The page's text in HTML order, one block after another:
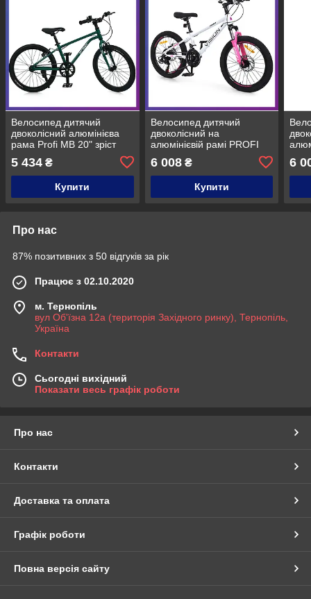
Велосипед дитячий
двоколісний алюмінієва
рама Profi MB 20" зріст
років Зелений
5 434 ₴
Купити
Велосипед дитячий
двоколісний на
алюмінієвій рамі PROFI
VISION VS-2001 20" зріст
130-150 см вік 7 до 11
років Білий
6 008₴
Купити
130-
6
Про нас
87% позитивних з 50 відгуків за рік
Працює з 02.10.2020
м. Тернопіль
вул Об'їзна 12а (територія Західного ринку), Тернопіль,
Україна
Контакти
Сьогодні вихідний
Показати весь графік роботи
Про нас
Контакти
Доставка та оплата
Графік роботи
Повна версія сайту